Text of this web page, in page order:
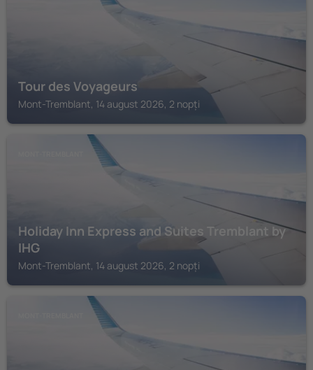
Tour des Voyageurs
Mont-Tremblant, 14 august 2026, 2 nopți
Holiday Inn Express and Suites Tremblant by
IHG
Mont-Tremblant, 14 august 2026, 2 nopți